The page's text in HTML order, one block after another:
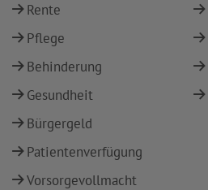
Rente
Pflege
Behinderung
Gesundheit
Bürgergeld
Patientenverfügung
Vorsorgevollmacht